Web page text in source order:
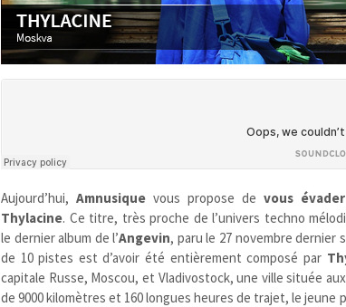
Aujourd’hui, Amnusiquevous propose de vous évader
Thylacine. Ce titre, très proche de l’univers techno
le dernier album de l’Angevin, paru le 27 novembre dernier
de 10 pistes est d’avoir été entièrement composé par
capitale Russe, Moscou, et Vladivostock, une ville située
de 9000 kilomètres et 160 longues heures de trajet, le jeune